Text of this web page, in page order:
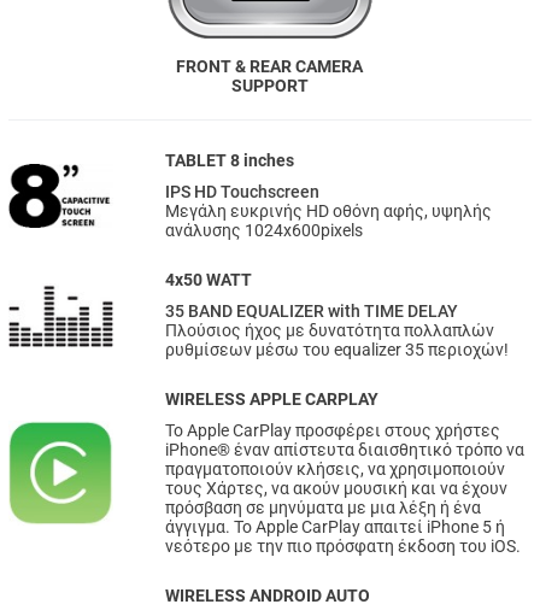
FRONT & REAR CAMERA
SUPPORT
TABLET 8 inches
IPS HD Touchscreen
Μεγάλη ευκρινής HD οθόνη αφής, υψηλής
ανάλυσης 1024x600pixels
4x50 WATT
35 BAND EQUALIZER with TIME DELAY
Πλούσιος ήχος με δυνατότητα πολλαπλών
ρυθμίσεων μέσω του equalizer 35 περιοχών!
WIRELESS APPLE CARPLAY
Το Apple CarPlay προσφέρει στους χρήστες
iPhone® έναν απίστευτα διαισθητικό τρόπο να
πραγματοποιούν κλήσεις, να χρησιμοποιούν
τους Χάρτες, να ακούν μουσική και να έχουν
πρόσβαση σε μηνύματα με μια λέξη ή ένα
άγγιγμα. Το Apple CarPlay απαιτεί iPhone 5 ή
νεότερο με την πιο πρόσφατη έκδοση του iOS.
WIRELESS ANDROID AUTO